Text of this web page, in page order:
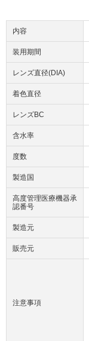
内容
装用期間
レンズ直径(DIA)
着色直径
レンズBC
含水率
度数
製造国
高度管理医療機器承
認番号
製造元
販売元
注意事項